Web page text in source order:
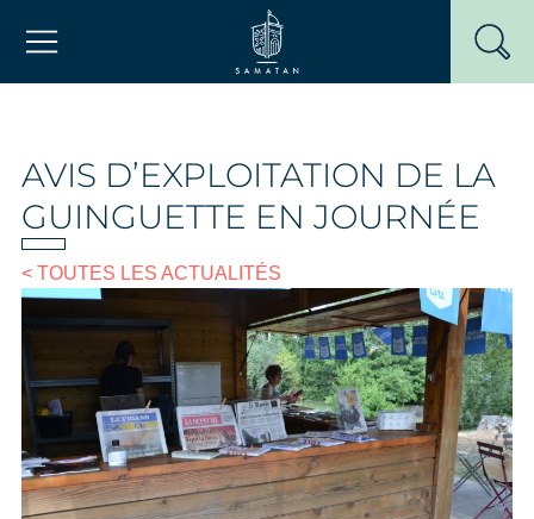
Mairie de Samatan
AVIS D’EXPLOITATION DE LA
GUINGUETTE EN JOURNÉE
< TOUTES LES ACTUALITÉS